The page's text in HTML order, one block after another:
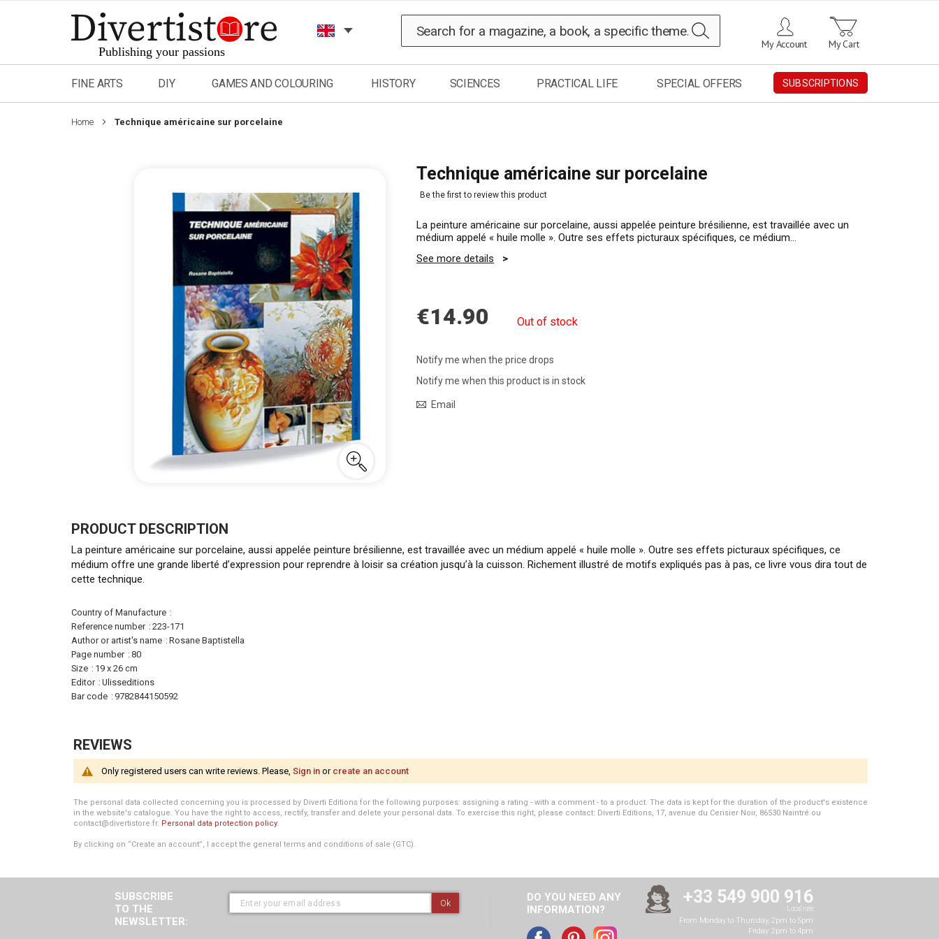
to
Content
My Cart
My Account
FINE ARTS DIY GAMES AND COLOURING HISTORY SCIENCES PRACTICAL LIFE SPECIAL OFFERS SUBSCRIPTIONS
Home Technique américaine sur porcelaine
the
of
the
images
Technique américaine sur porcelaine
Be the first to review this product
La peinture américaine sur porcelaine, aussi appelée peinture brésilienne, est travaillée avec un
médium appelé « huile molle ». Outre ses effets picturaux spécifiques, ce médium…
See more details
€14.90 Out of stock
Notify me when the price drops
Notify me when this product is in stock
Email
PRODUCT DESCRIPTION
La peinture américaine sur porcelaine, aussi appelée peinture brésilienne, est travaillée avec un médium appelé « huile molle ». Outre ses effets picturaux spécifiques, ce
médium offre une grande liberté d’expression pour reprendre à loisir sa création jusqu’à la cuisson. Richement illustré de motifs expliqués pas à pas, ce livre vous dira tout de
cette technique.
More
Information
Country of Manufacture
Reference number
223-171
Author or artist's name
Rosane Baptistella
Page number
80
Size
19 x 26 cm
Editor
Ulisseditions
Bar code
9782844150592
REVIEWS
Only registered users can write reviews. Please, Sign in or create an account
The personal data collected concerning you is processed by Diverti Editions for the following purposes: assigning a rating - with a comment - to a product. The data is kept for the duration of the product's existence
in the website's catalogue. You have the right to access, rectify, transfer and delete your personal data. To exercise this right, please contact: Diverti Editions, 17, avenue du Cerisier Noir, 86530 Naintré ou
contact@divertistore.fr. Personal data protection policy.
By clicking on “Create an account”, I accept the general terms and conditions of sale (GTC).
SUBSCRIBE
TO THE
NEWSLETTER:
Ok
DO YOU NEED ANY
INFORMATION?
+33 549 900 916
Local rate
From Monday to Thursday, 2pm to 5pm
Friday: 2pm to 4pm